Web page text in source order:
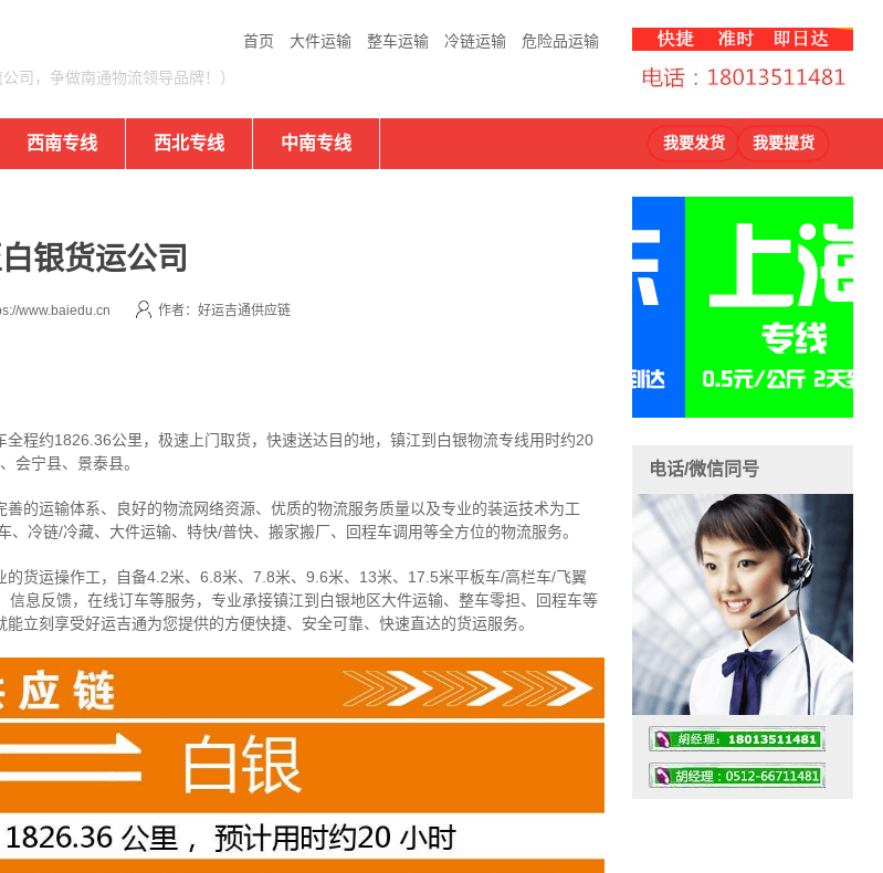
首页 大件运输 整车运输 冷链运输 危险品运输
司，争做南通物流领导品牌！）
西南专线 西北专线 中南专线 我要发货 我要提货
银货运公司
www.baiedu.cn 作者：好运吉通供应链
全程约1826.36公里， 极速上门取货，快速送达目的地，镇江到白银物流专线用时约20
会宁县、景泰县。
的运输体系、良好的物流网络资源、优质的物流服务质量以及专业的装运技术为工
、冷链/冷藏、大件运输、特快/普快、搬家搬厂、回程车调用等全方位的物流服务。
的货运操作工，自备4.2米、6.8米、7.8米、9.6米、13米、17.5米平板车/高栏车/飞翼
息反馈，在线订车等服务， 专业承接镇江到白银地区大件运输、整车零担、回程车等
立刻享受好运吉通为您提供的方便快捷、安全可靠、快速直达的货运服务。
电话/微信同号